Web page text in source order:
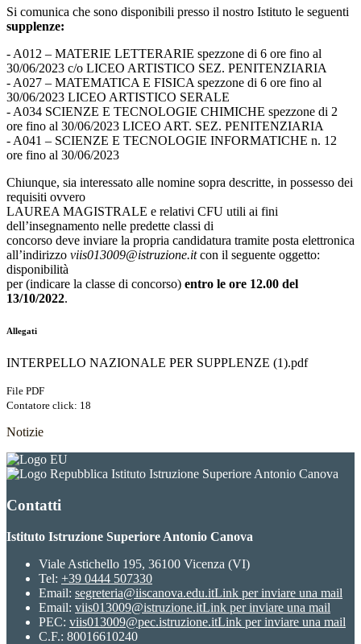
Si comunica che sono disponibili presso il nostro Istituto le seguenti
supplenze:
- A012 – MATERIE LETTERARIE spezzone di 6 ore fino al
30/06/2023 c/o LICEO ARTISTICO SEZ. PENITENZIARIA
- A027 – MATEMATICA E FISICA spezzone di 6 ore fino al
30/06/2023 LICEO ARTISTICO SERALE
- A034 SCIENZE E TECNOLOGIE CHIMICHE spezzone di 2
ore fino al 30/06/2023 LICEO ART. SEZ. PENITENZIARIA
- A041 – SCIENZE E TECNOLOGIE INFORMATICHE n. 12
ore fino al 30/06/2023
Chiunque, sia interessato alle nomine sopra descritte, in possesso dei
requisiti ovvero
LAUREA MAGISTRALE e relativi CFU utili ai fini
dell’insegnamento nelle predette classi di
concorso deve inviare la propria candidatura tramite posta elettronica
all’indirizzo viis013009@istruzione.itcon il seguente oggetto:
disponibilità
per (indicare la classe di concorso) entro le ore 12.00 del
13/10/2022.
Allegati
INTERPELLO NAZIONALE PER SUPPLENZE (1).pdf
File PDF
Contatore click: 18
Notizie
Istituto Istruzione Superiore Antonio Canova
Contatti
Istituto Istruzione Superiore Antonio Canova
Viale Astichello 195, 36100 Vicenza (VI)
Tel: +39 0444 507330
Email: segreteria@iiscanova.edu.itLink per inviare una mail
Email: viis013009@istruzione.itLink per inviare una mail
PEC: viis013009@pec.istruzione.itLink per inviare una mail
C.F.: 80016610240